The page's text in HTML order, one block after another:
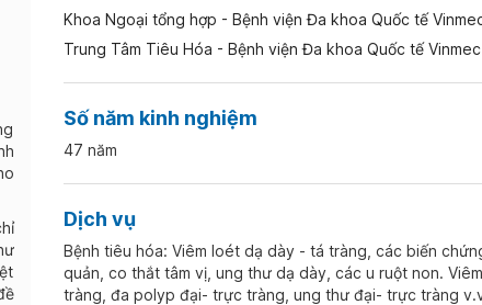
Khoa Ngoại tổng hợp - Bệnh viện Đa khoa Quốc tế
Trung Tâm Tiêu Hóa - Bệnh viện Đa khoa Quốc tế
Số năm kinh nghiệm
47 năm
Dịch vụ
Bệnh tiêu hóa: Viêm loét dạ dày - tá tràng, các biến
quản, co thắt tâm vị, ung thư dạ dày, các u ruột non.
tràng, đa polyp đại- trực tràng, ung thư đại- trực tràng